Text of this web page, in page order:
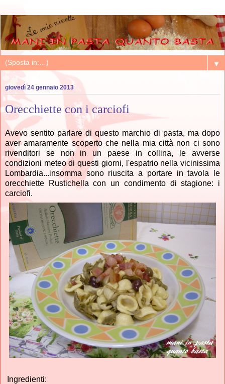
▼
giovedì 24 gennaio 2013
Orecchiette con i carciofi
Avevo sentito parlare di questo marchio di pasta, ma dopo
aver amaramente scoperto che nella mia città non ci sono
rivenditori se non in un paese in collina, le avverse
condizioni meteo di questi giorni, l'espatrio nella vicinissima
Lombardia...insomma sono riuscita a portare in tavola le
orecchiette Rustichella con un condimento di stagione: i
carciofi.
Ingredienti: